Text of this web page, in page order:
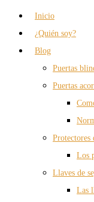
Inicio
¿Quién soy?
Blog
Puertas
Puertas
Protectores
Los
Llaves de
Las